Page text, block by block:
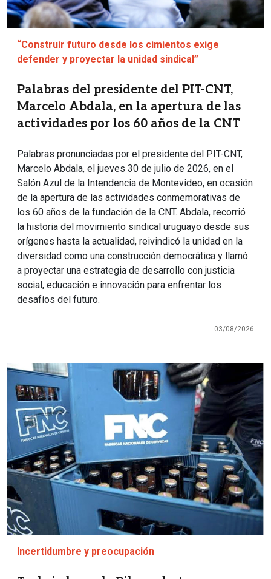
“Construir futuro desde los cimientos exige
defender y proyectar la unidad sindical”
Palabras del presidente del PIT-CNT,
Marcelo Abdala, en la apertura de las
actividades por los 60 años de la CNT
Palabras pronunciadas por el presidente del PIT-CNT,
Marcelo Abdala, el jueves 30 de julio de 2026, en el
Salón Azul de la Intendencia de Montevideo, en ocasión
de la apertura de las actividades conmemorativas de
los 60 años de la fundación de la CNT. Abdala, recorrió
la historia del movimiento sindical uruguayo desde sus
orígenes hasta la actualidad, reivindicó la unidad en la
diversidad como una construcción democrática y llamó
a proyectar una estrategia de desarrollo con justicia
social, educación e innovación para enfrentar los
desafíos del futuro.
03/08/2026
Imagen
Incertidumbre y preocupación